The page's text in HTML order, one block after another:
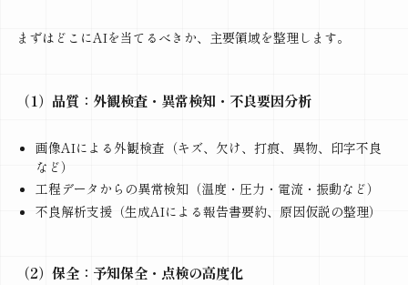
まずはどこにAIを当てるべきか、主要領域を整理します。
（1）品質：外観検査・異常検知・不良要因分析
画像AIによる外観検査（キズ、欠け、打痕、異物、印字不良
など）
工程データからの異常検知（温度・圧力・電流・振動など）
不良解析支援（生成AIによる報告書要約、原因仮説の整理）
（2）保全：予知保全・点検の高度化